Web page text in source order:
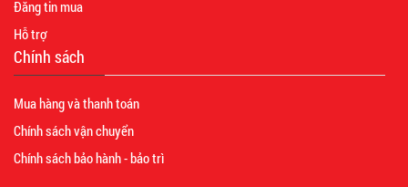
Đăng tin mua
Hỗ trợ
Chính sách
Mua hàng và thanh toán
Chính sách vận chuyển
Chính sách bảo hành - bảo trì